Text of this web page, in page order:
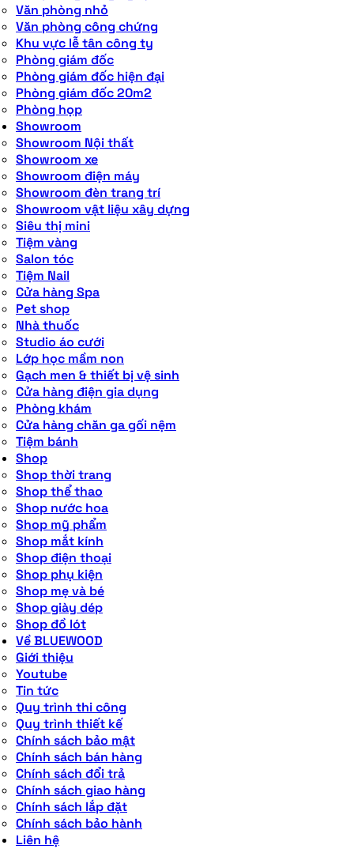
Văn phòng nhỏ
Văn phòng công chứng
Khu vực lễ tân công ty
Phòng giám đốc
Phòng giám đốc hiện đại
Phòng giám đốc 20m2
Phòng họp
Showroom
Showroom Nội thất
Showroom xe
Showroom điện máy
Showroom đèn trang trí
Showroom vật liệu xây dựng
Siêu thị mini
Tiệm vàng
Salon tóc
Tiệm Nail
Cửa hàng Spa
Pet shop
Nhà thuốc
Studio áo cưới
Lớp học mầm non
Gạch men & thiết bị vệ sinh
Cửa hàng điện gia dụng
Phòng khám
Cửa hàng chăn ga gối nệm
Tiệm bánh
Shop
Shop thời trang
Shop thể thao
Shop nước hoa
Shop mỹ phẩm
Shop mắt kính
Shop điện thoại
Shop phụ kiện
Shop mẹ và bé
Shop giày dép
Shop đồ lót
Về BLUEWOOD
Giới thiệu
Youtube
Tin tức
Quy trình thi công
Quy trình thiết kế
Chính sách bảo mật
Chính sách bán hàng
Chính sách đổi trả
Chính sách giao hàng
Chính sách lắp đặt
Chính sách bảo hành
Liên hệ